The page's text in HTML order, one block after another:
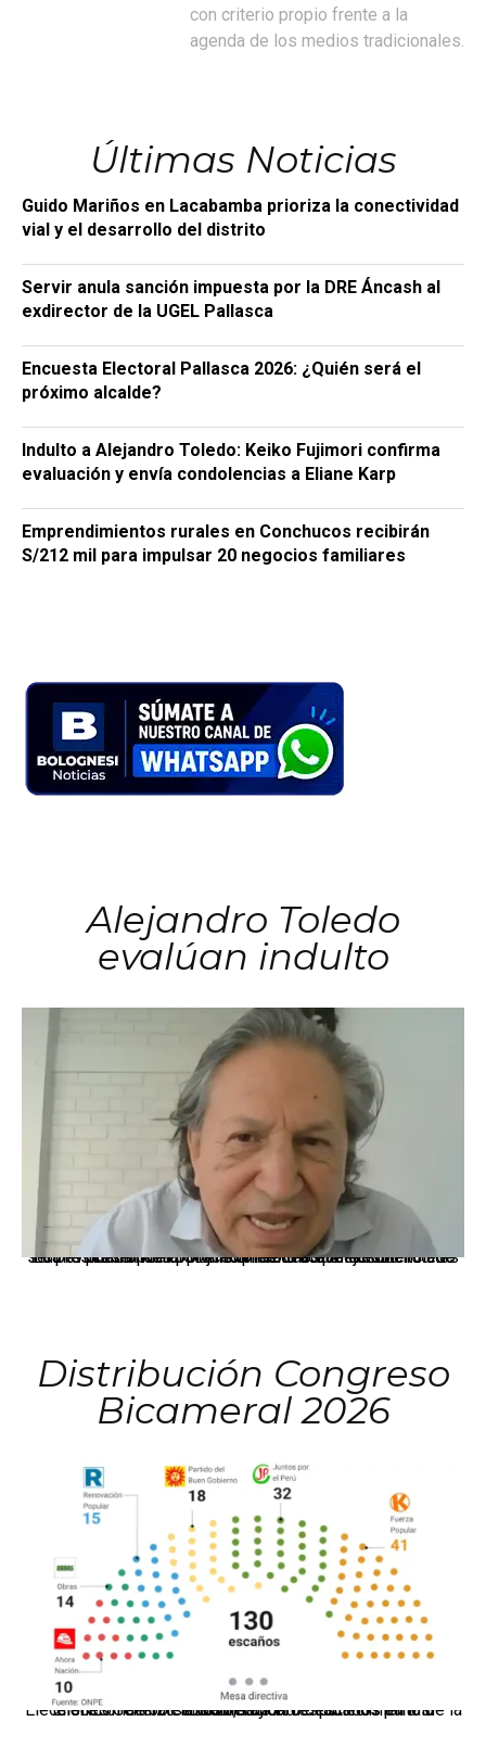
con criterio propio frente a la
agenda de los medios tradicionales.
Últimas Noticias
Guido Mariños en Lacabamba prioriza la conectividad
vial y el desarrollo del distrito
Servir anula sanción impuesta por la DRE Áncash al
exdirector de la UGEL Pallasca
Encuesta Electoral Pallasca 2026: ¿Quién será el
próximo alcalde?
Indulto a Alejandro Toledo: Keiko Fujimori confirma
evaluación y envía condolencias a Eliane Karp
Emprendimientos rurales en Conchucos recibirán
S/212 mil para impulsar 20 negocios familiares
Alejandro Toledo
evalúan indulto
La presidenta Keiko Fujimori informó que la solicitud de indulto presentada por el expresidente Alejandro Toledo será evaluada por la Comisión de Gracias Presidenciales conforme al procedimiento establecido.
Distribución Congreso
Bicameral 2026
El JNE oficializó la distribución de escaños para la elección de 60 senadores y 130 diputados en las Elecciones Generales 2026, tras el restablecimiento de la Bicameralidad.